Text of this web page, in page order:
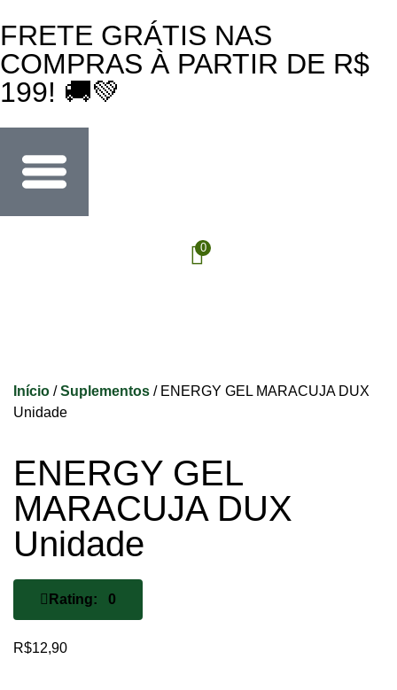
FRETE GRÁTIS NAS
COMPRAS À PARTIR DE R$
199! 🚚💚
0
Início /Suplementos / ENERGY GEL MARACUJA DUX
Unidade
ENERGY GEL
MARACUJA DUX
Unidade
Rating: 0
R$12,90